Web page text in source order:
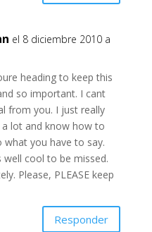
el 8 diciembre 2010 a
heading to keep this
so important. I cant
from you. I just really
lot and know how to
you have to say.
well cool to be missed.
Please, PLEASE keep
Responder